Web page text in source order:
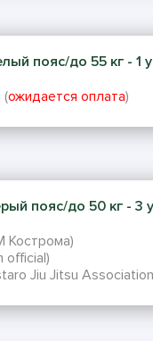
пояс/до 55 кг - 1
(ожидается оплата)
пояс/до 50 кг - 3
Кострома)
official)
Jiu Jitsu